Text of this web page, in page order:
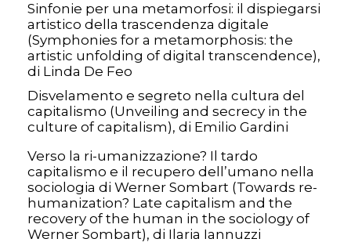
Sinfonie per una metamorfosi: il dispiegarsi
artistico della trascendenza digitale
(Symphonies for a metamorphosis: the
artistic unfolding of digital transcendence),
di Linda De Feo
Disvelamento e segreto nella cultura del
capitalismo (Unveiling and secrecy in the
culture of capitalism), di Emilio Gardini
Verso la ri-umanizzazione? Il tardo
capitalismo e il recupero dell’umano nella
sociologia di Werner Sombart (Towards re-
humanization? Late capitalism and the
recovery of the human in the sociology of
Werner Sombart), di Ilaria Iannuzzi